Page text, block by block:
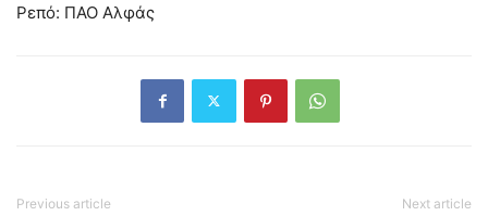
Ρεπό: ΠΑΟ Αλφάς
Previous article Next article